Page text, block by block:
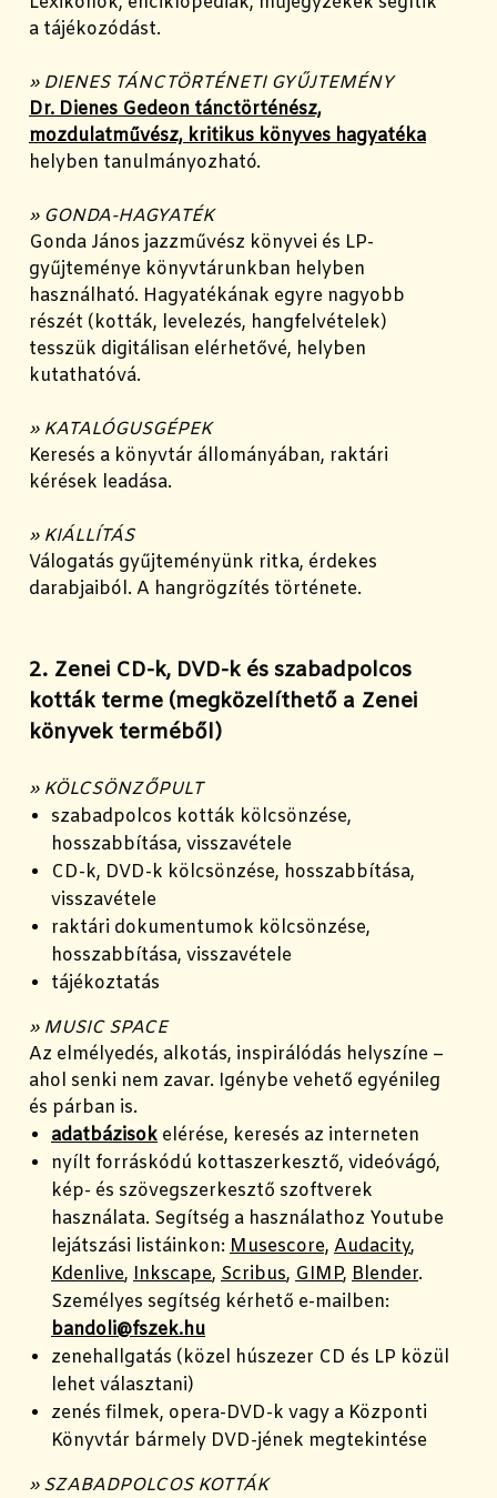
a tájékozódást.
» DIENES TÁNCTÖRTÉNETI GYŰJTEMÉNY
Dr. Dienes Gedeon tánctörténész,
mozdulatművész, kritikus könyves hagyatéka
helyben tanulmányozható.
» GONDA-HAGYATÉK
Gonda János jazzművész könyvei és LP-
gyűjteménye könyvtárunkban helyben
használható. Hagyatékának egyre nagyobb
részét (kották, levelezés, hangfelvételek)
tesszük digitálisan elérhetővé, helyben
kutathatóvá.
» KATALÓGUSGÉPEK
Keresés a könyvtár állományában, raktári
kérések leadása.
» KIÁLLÍTÁS
Válogatás gyűjteményünk ritka, érdekes
darabjaiból. A hangrögzítés története.
2. Zenei CD-k, DVD-k és szabadpolcos
kották terme (megközelíthető a Zenei
könyvek terméből)
» KÖLCSÖNZŐPULT
szabadpolcos kották kölcsönzése,
hosszabbítása, visszavétele
CD-k, DVD-k kölcsönzése, hosszabbítása,
visszavétele
raktári dokumentumok kölcsönzése,
hosszabbítása, visszavétele
tájékoztatás
» MUSIC SPACE
Az elmélyedés, alkotás, inspirálódás helyszíne –
ahol senki nem zavar. Igénybe vehető egyénileg
és párban is.
adatbázisok elérése, keresés az interneten
nyílt forráskódú kottaszerkesztő, videóvágó,
kép- és szövegszerkesztő szoftverek
használata. Segítség a használathoz Youtube
lejátszási listáinkon: Musescore, Audacity,
Kdenlive, Inkscape, Scribus, GIMP, Blender.
Személyes segítség kérhető e-mailben:
bandoli@fszek.hu
zenehallgatás (közel húszezer CD és LP közül
lehet választani)
zenés filmek, opera-DVD-k vagy a Központi
Könyvtár bármely DVD-jének megtekintése
» SZABADPOLCOS KOTTÁK